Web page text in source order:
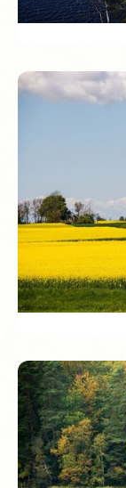
Västra
Göteborg
compleet
meteen: een
Skåne
Bij het
‘Stonehenge